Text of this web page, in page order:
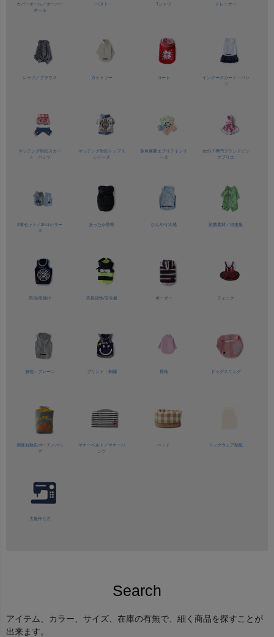
カバーオール／ オーバー
オール
ベスト Tシャツ トレーナー
シャツ／ ブラウス カットソー コート
インナースカート・パン
ツ
マッチング対応スカー
ト・パンツ
マッチング対応トップス
シリーズ
多色展開 エブリデイシリ
ーズ
女の子専門ブランド ピン
クプリエ
2着セット／2in1シリー
ズ
あったか防寒 ひんやり冷感 抗菌素材／術後服
防虫/虫除け 高視認性/安全服 ボーダー チェック
無地・プレーン プリント・刺繍 長袖 ドッグスリング
消臭お散歩ポーチ／バッ
グ
マナーベルト／ マナーパ
ンツ
ベッド ドッグウェア型紙
犬服作り方
Search
アイテム、カラー、サイズ、在庫の有無で、細く商品を探すことが
出来ます。